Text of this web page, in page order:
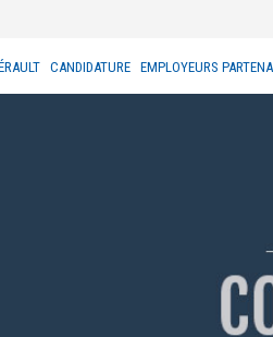
CANDIDATURE EMPLOYEURS